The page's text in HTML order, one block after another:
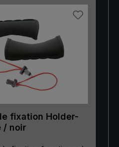
fixation Holder-
/ noir